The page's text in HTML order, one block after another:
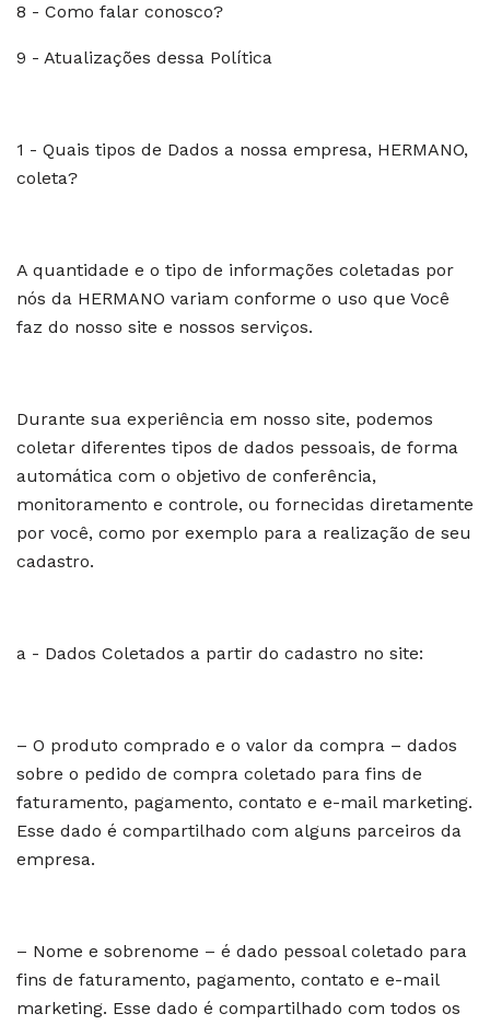
8 - Como falar conosco?
9 - Atualizações dessa Política
1 - Quais tipos de Dados a nossa empresa, HERMANO,
coleta?
A quantidade e o tipo de informações coletadas por
nós da HERMANO variam conforme o uso que Você
faz do nosso site e nossos serviços.
Durante sua experiência em nosso site, podemos
coletar diferentes tipos de dados pessoais, de forma
automática com o objetivo de conferência,
monitoramento e controle, ou fornecidas diretamente
por você, como por exemplo para a realização de seu
cadastro.
a - Dados Coletados a partir do cadastro no site:
– O produto comprado e o valor da compra – dados
sobre o pedido de compra coletado para fins de
faturamento, pagamento, contato e e-mail marketing.
Esse dado é compartilhado com alguns parceiros da
empresa.
– Nome e sobrenome – é dado pessoal coletado para
fins de faturamento, pagamento, contato e e-mail
marketing. Esse dado é compartilhado com todos os